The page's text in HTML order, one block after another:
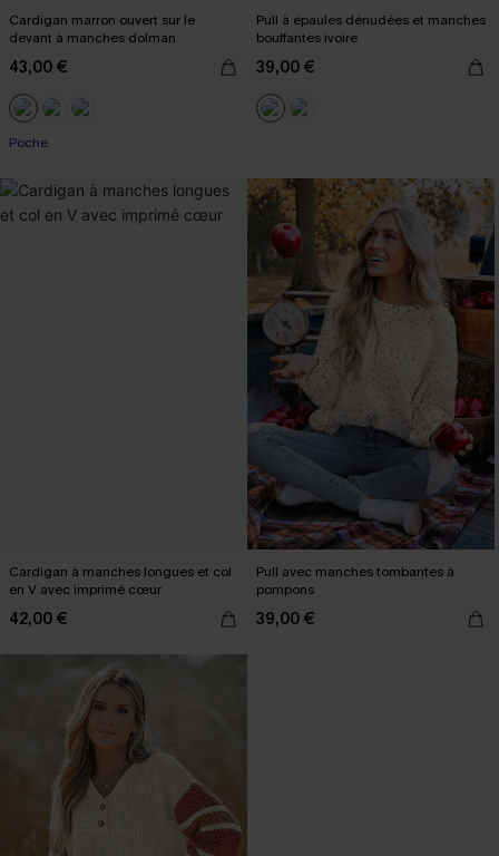
Cardigan marron ouvert sur le
devant à manches dolman
43,00 €
Poche
Pull à épaules dénudées et manches
bouffantes ivoire
39,00 €
Cardigan à manches longues et col
en V avec imprimé cœur
42,00 €
Pull avec manches tombantes à
pompons
39,00 €